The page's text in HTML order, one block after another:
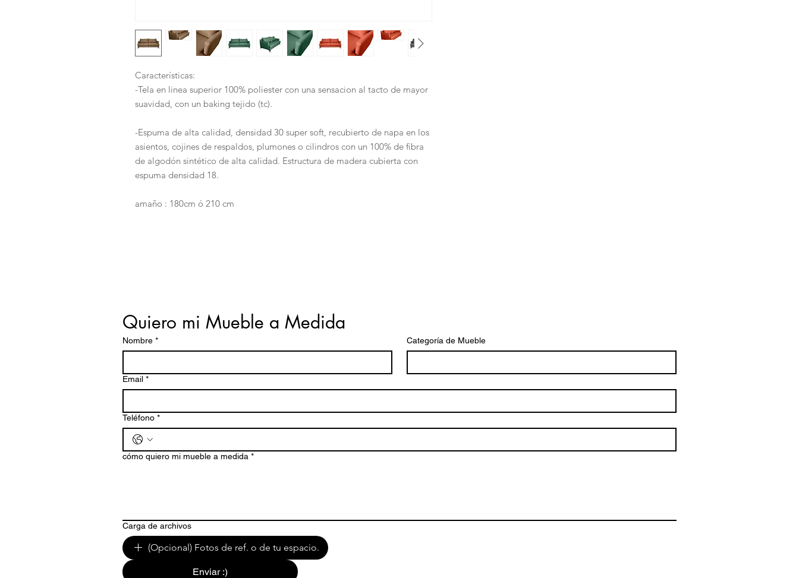
Características:
-Tela en linea superior 100% poliester con una sensacion al tacto de mayor
suavidad, con un baking tejido (tc).
-Espuma de alta calidad, densidad 30 super soft, recubierto de napa en los
asientos, cojines de respaldos, plumones o cilindros con un 100% de fibra
de algodón sintético de alta calidad. Estructura de madera cubierta con
espuma densidad 18.
amaño : 180cm ó 210 cm
Quiero mi Mueble a Medida
Nombre * Categoría de Mueble
Email *
Teléfono *
cómo quiero mi mueble a medida *
Carga de archivos
(Opcional) Fotos de ref. o de tu espacio.
Enviar :)